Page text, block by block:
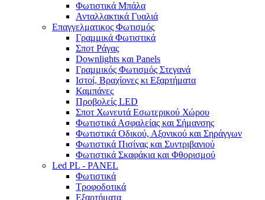
Φωτιστικά Μπάλα
Ανταλλακτικά Γυαλιά
Επαγγελματικος Φωτισμός
Γραμμικά Φωτιστικά
Σποτ Ράγας
Downlights και Panels
Γραμμικός Φωτισμός Στεγανά
Ιστοί, Βραχίονες κι Εξαρτήματα
Καμπάνες
Προβολείς LED
Σποτ Χωνευτά Εσωτερικού Χώρου
Φωτιστικά Ασφαλείας και Σήμανσης
Φωτιστικά Οδικού, Αξονικού και Σηράγγων
Φωτιστικά Πισίνας και Συντριβανιού
Φωτιστικά Σκαφάκια και Φθορισμού
Led PL - PANEL
Φωτιστικά
Τροφοδοτικά
Εξαρτήματα